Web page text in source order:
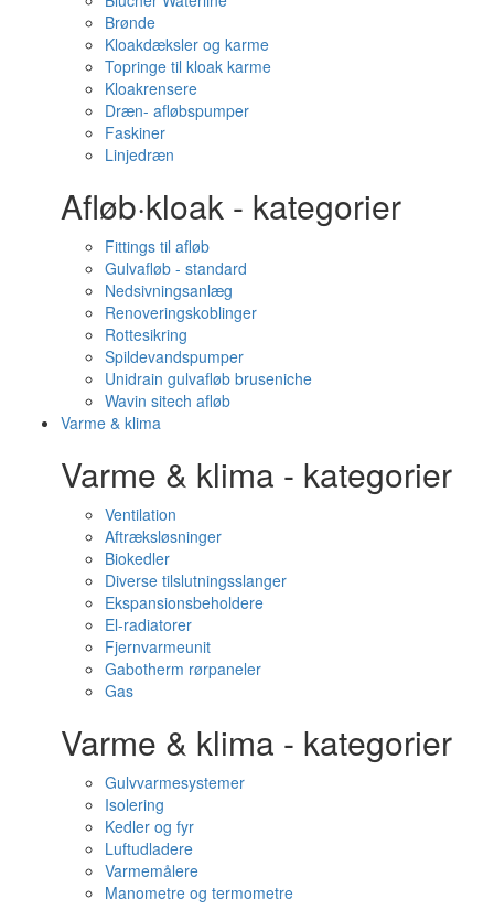
Brønde
Kloakdæksler og karme
Topringe til kloak karme
Kloakrensere
Dræn- afløbspumper
Faskiner
Linjedræn
Afløb·kloak - kategorier
Fittings til afløb
Gulvafløb - standard
Nedsivningsanlæg
Renoveringskoblinger
Rottesikring
Spildevandspumper
Unidrain gulvafløb bruseniche
Wavin sitech afløb
Varme & klima
Varme & klima - kategorier
Ventilation
Aftræksløsninger
Biokedler
Diverse tilslutningsslanger
Ekspansionsbeholdere
El-radiatorer
Fjernvarmeunit
Gabotherm rørpaneler
Gas
Varme & klima - kategorier
Gulvvarmesystemer
Isolering
Kedler og fyr
Luftudladere
Varmemålere
Manometre og termometre